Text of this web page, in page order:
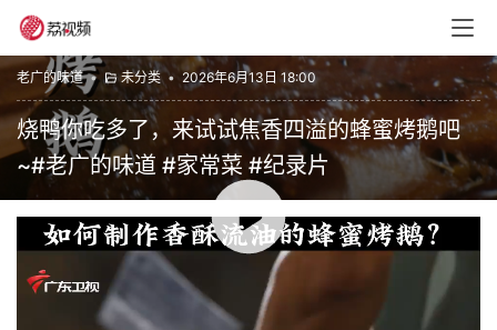
老广的味道 • 未分类 • 2026年6月13日 18:00
烧鸭你吃多了，来试试焦香四溢的蜂蜜烤鹅吧
~#老广的味道 #家常菜 #纪录片
00:00 / 01:22
(0)